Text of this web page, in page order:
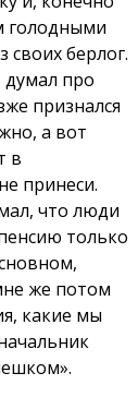
голодными
берлог.
думал про
признался
а вот
в
принеси.
что люди
только
же потом
какие мы